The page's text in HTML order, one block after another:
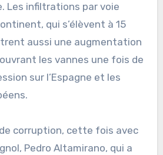
Les infiltrations par voie
qui s’élèvent à 15
aussi une augmentation
les vannes une fois de
sur l’Espagne et les
corruption, cette fois avec
Pedro Altamirano, qui a